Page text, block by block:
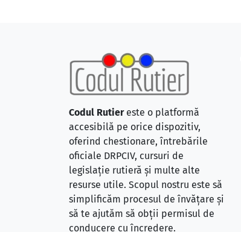
Codul Rutiereste o platformă
accesibilă pe orice dispozitiv,
oferind chestionare, întrebările
oficiale DRPCIV, cursuri de
legislație rutieră și multe alte
resurse utile. Scopul nostru este să
simplificăm procesul de învățare și
să te ajutăm să obții permisul de
conducere cu încredere.